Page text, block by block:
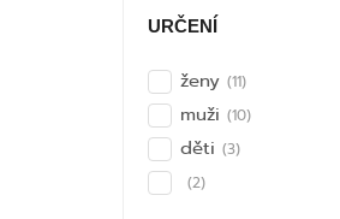
URČENÍ
ženy (11)
muži (10)
děti (3)
(2)